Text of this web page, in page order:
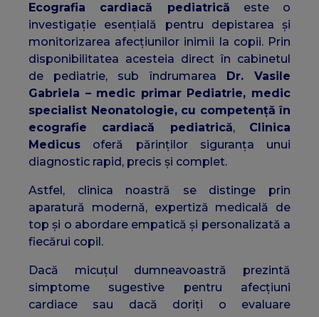
Ecografia cardiacă pediatrică este o
investigație esențială pentru depistarea și
monitorizarea afecțiunilor inimii la copii. Prin
disponibilitatea acesteia direct în cabinetul
de pediatrie, sub îndrumarea
Dr. Vasile
Gabriela – medic primar Pediatrie, medic
specialist Neonatologie, cu competență în
ecografie cardiacă pediatrică, Clinica
Medicus oferă părinților siguranța unui
diagnostic rapid, precis și complet.
Astfel, clinica noastră se distinge prin
aparatură modernă, expertiză medicală de
top și o abordare empatică și personalizată a
fiecărui copil.
Dacă micuțul dumneavoastră prezintă
simptome sugestive pentru afecțiuni
cardiace sau dacă doriți o evaluare